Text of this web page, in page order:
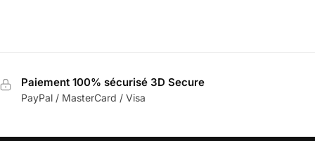
Paiement 100% sécurisé 3D Secure
PayPal / MasterCard / Visa